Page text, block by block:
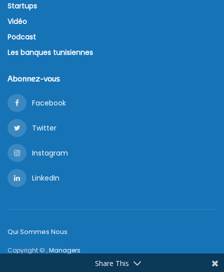
Startups
Vidéo
Podcast
Les banques tunisiennes
Abonnez-vous
Facebook
Twitter
Instagram
LinkedIn
Qui Sommes Nous
Copyright © ,Managers
Share This